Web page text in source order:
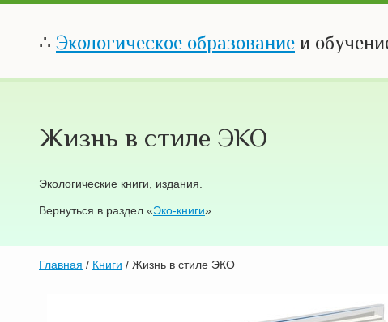
∴ Экологическое образование и
Жизнь в стиле ЭКО
Экологические книги, издания.
Вернуться в раздел «Эко-книги»
Главная / Книги / Жизнь в стиле ЭКО